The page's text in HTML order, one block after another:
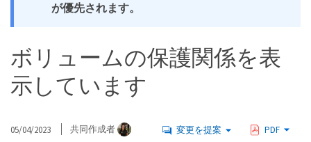
が優先されます。
ボリュームの保護関係を表
示しています
05/04/2023 共同作成者 変更を提案 PDF